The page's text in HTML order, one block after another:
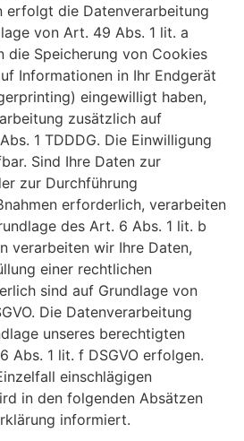
erfolgt die Datenverarbeitung
von Art. 49 Abs. 1 lit. a
die Speicherung von Cookies
Informationen in Ihr Endgerät
eingewilligt haben,
zusätzlich auf
1 TDDDG. Die Einwilligung
Sind Ihre Daten zur
zur Durchführung
erforderlich, verarbeiten
des Art. 6 Abs. 1 lit. b
verarbeiten wir Ihre Daten,
einer rechtlichen
sind auf Grundlage von
Die Datenverarbeitung
unseres berechtigten
Abs. 1 lit. f DSGVO erfolgen.
einschlägigen
in den folgenden Absätzen
informiert.